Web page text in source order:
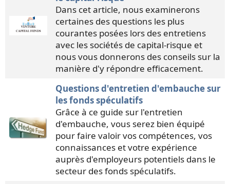
Dans cet article, nous examinerons
certaines des questions les plus
courantes posées lors des entretiens
avec les sociétés de capital-risque et
nous vous donnerons des conseils sur la
manière d'y répondre efficacement.
Questions d'entretien d'embauche sur
les fonds spéculatifs
Grâce à ce guide sur l'entretien
d'embauche, vous serez bien équipé
pour faire valoir vos compétences, vos
connaissances et votre expérience
auprès d'employeurs potentiels dans le
secteur des fonds spéculatifs.